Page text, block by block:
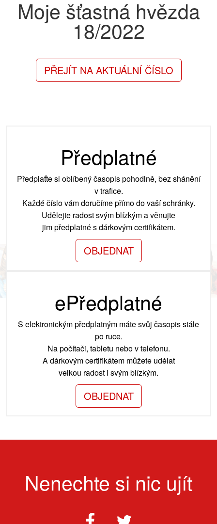
Moje šťastná hvězda
18/2022
PŘEJÍT NA AKTUÁLNÍ ČÍSLO
Předplatné
Předplaťte si oblíbený časopis pohodlně, bez shánění
v trafice.
Každé číslo vám doručíme přímo do vaší schránky.
Udělejte radost svým blízkým a věnujte
jim předplatné s dárkovým certifikátem.
OBJEDNAT
ePředplatné
S elektronickým předplatným máte svůj časopis stále
po ruce.
Na počítači, tabletu nebo v telefonu.
A dárkovým certifikátem můžete udělat
velkou radost i svým blízkým.
OBJEDNAT
Nenechte si nic ujít